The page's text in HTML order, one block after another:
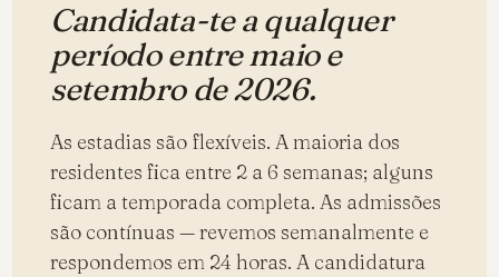
Candidata-te a qualquer
período entre maio e
setembro de 2026.
As estadias são flexíveis. A maioria dos
residentes fica entre 2 a 6 semanas; alguns
ficam a temporada completa. As admissões
são contínuas — revemos semanalmente e
respondemos em 24 horas. A candidatura